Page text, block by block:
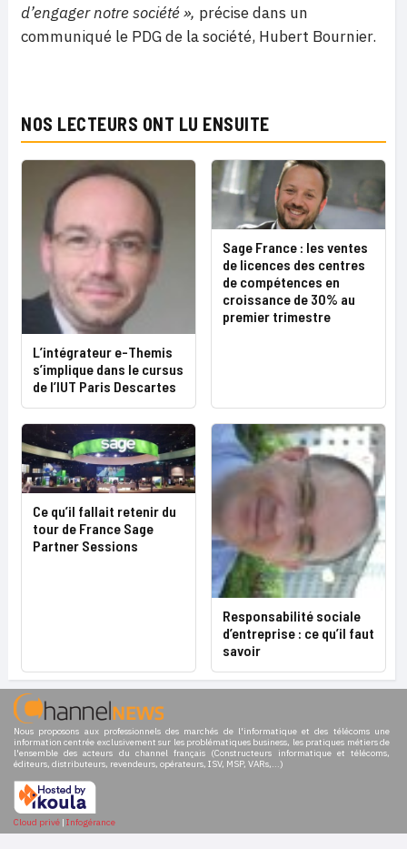
d’engager notre société », précise dans un
communiqué le PDG de la société, Hubert Bournier.
NOS LECTEURS ONT LU ENSUITE
L’intégrateur e-Themis
s’implique dans le cursus
de l’IUT Paris Descartes
Sage France : les ventes
de licences des centres
de compétences en
croissance de 30% au
premier trimestre
Ce qu’il fallait retenir du
tour de France Sage
Partner Sessions
Responsabilité sociale
d’entreprise : ce qu’il faut
savoir
Nous proposons aux professionnels des marchés de l'informatique et des télécoms une
information centrée exclusivement sur les problématiques business, les pratiques métiers de
l'ensemble des acteurs du channel français (Constructeurs informatique et télécoms,
éditeurs, distributeurs, revendeurs, opérateurs, ISV, MSP, VARs,...)
Cloud privé | Infogérance